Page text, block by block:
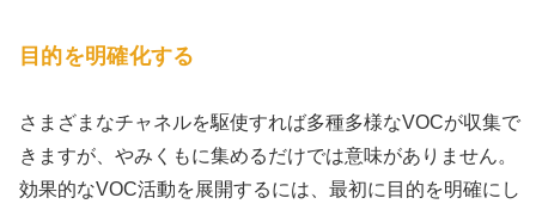
目的を明確化する
さまざまなチャネルを駆使すれば多種多様なVOCが収集で
きますが、やみくもに集めるだけでは意味がありません。
効果的なVOC活動を展開するには、最初に目的を明確にし